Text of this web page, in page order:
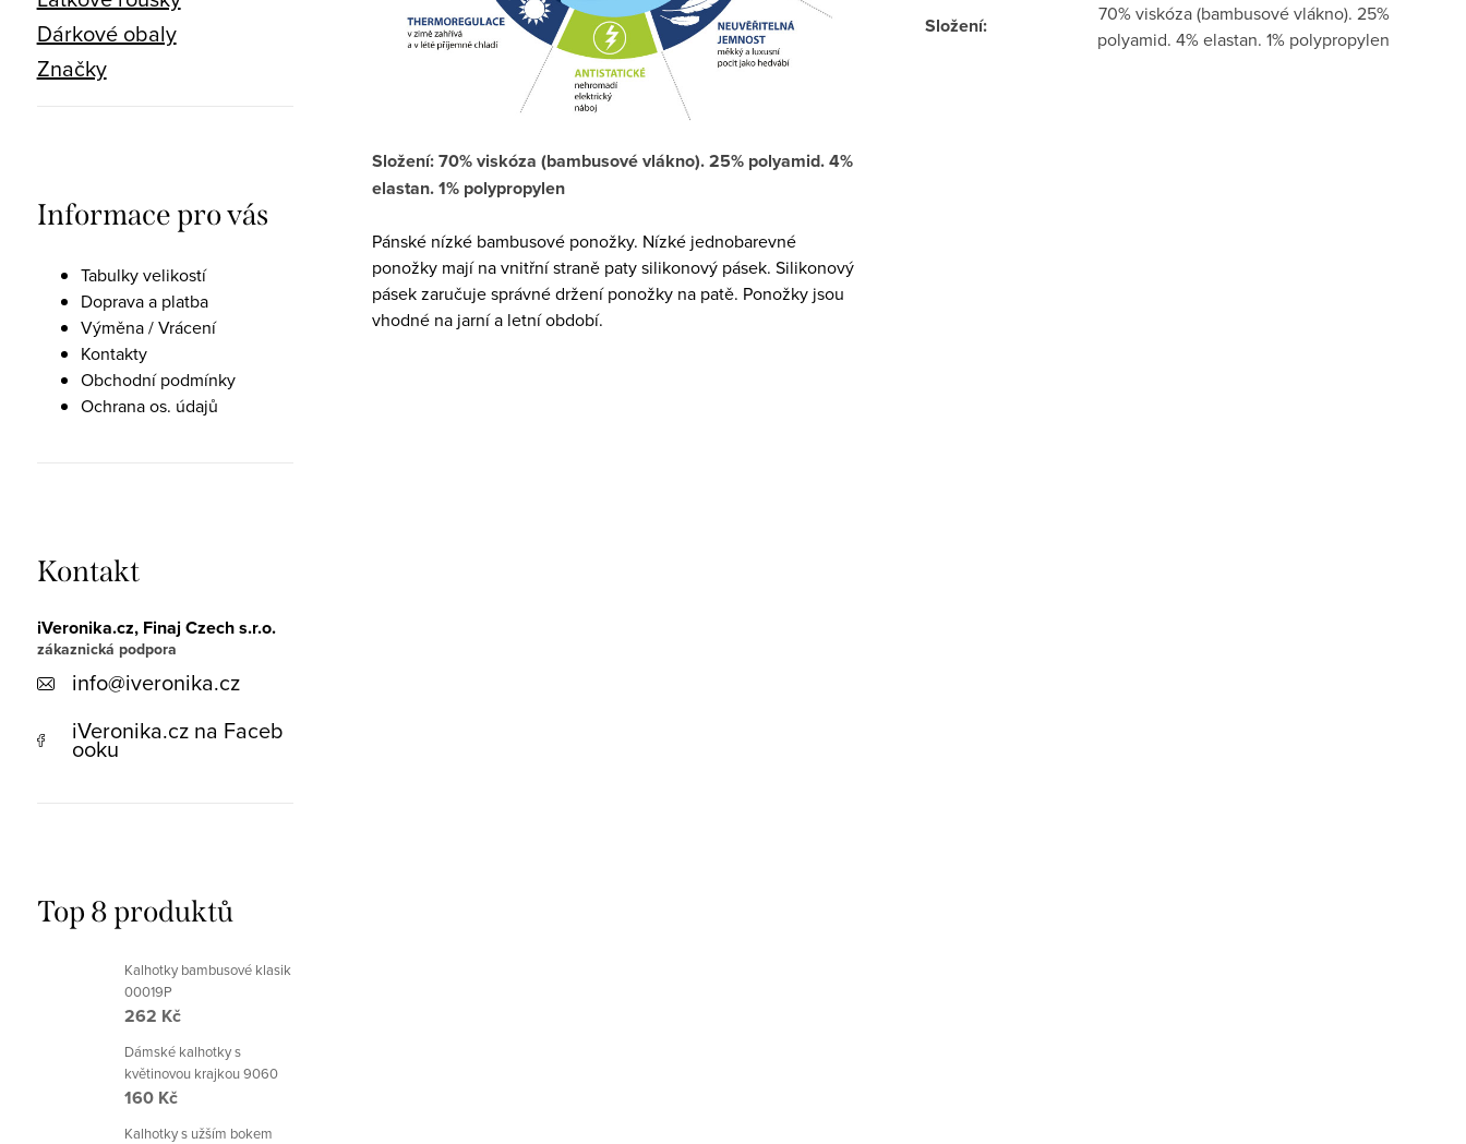
Dárkové obaly
Značky
Informace pro vás
Tabulky velikostí
Doprava a platba
Výměna / Vrácení
Kontakty
Obchodní podmínky
Ochrana os. údajů
Kontakt
iVeronika.cz, Finaj Czech s.r.o.
info@iveronika.cz
iVeronika.cz na Faceb
ooku
Top 8 produktů
Kalhotky bambusové klasik
00019P
262 Kč
Dámské kalhotky s
květinovou krajkou 9060
160 Kč
Kalhotky s užším bokem
Složení: 70% viskóza (bambusové vlákno). 25% polyamid. 4%
elastan. 1% polypropylen
Pánské nízké bambusové ponožky. Nízké jednobarevné
ponožky mají na vnitřní straně paty silikonový pásek. Silikonový
pásek zaručuje správné držení ponožky na patě. Ponožky jsou
vhodné na jarní a letní období.
Složení:
70% viskóza (bambusové vlákno). 25%
polyamid. 4% elastan. 1% polypropylen